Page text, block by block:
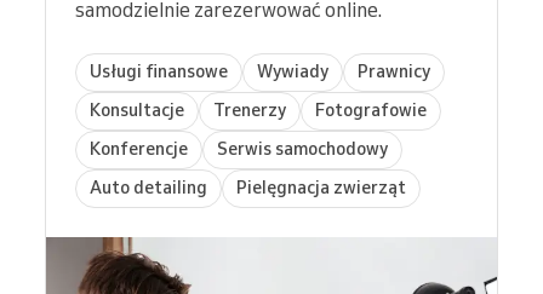
samodzielnie zarezerwować online.
Usługi finansowe Wywiady
Prawnicy
Konsultacje
Trenerzy
Fotografowie
Konferencje
Serwis samochodowy
Auto detailing
Pielęgnacja zwierząt